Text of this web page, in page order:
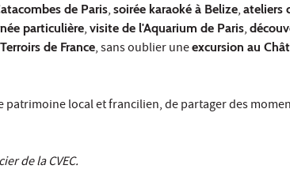
de Paris, soirée karaoké à Belize, ateliers
particulière, visite de l'Aquarium de Paris,
de France, sans oublier uneexcursion au
local et francilien, de partager des
de la CVEC.